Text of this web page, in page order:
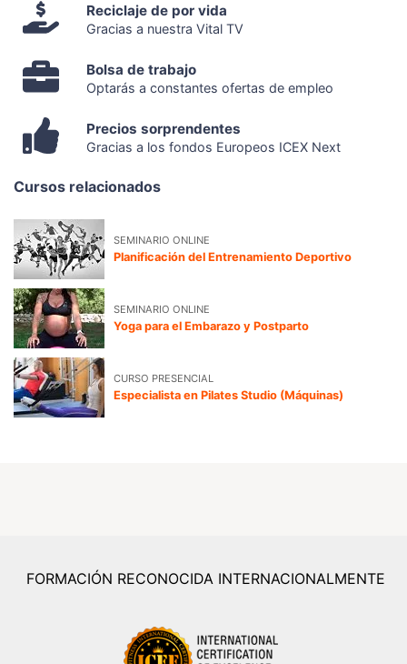
Reciclaje de por vida
Gracias a nuestra Vital TV
Bolsa de trabajo
Optarás a constantes ofertas de empleo
Precios sorprendentes
Gracias a los fondos Europeos ICEX Next
Cursos relacionados
SEMINARIO ONLINE
Planificación del Entrenamiento Deportivo
SEMINARIO ONLINE
Yoga para el Embarazo y Postparto
CURSO PRESENCIAL
Especialista en Pilates Studio (Máquinas)
FORMACIÓN RECONOCIDA INTERNACIONALMENTE